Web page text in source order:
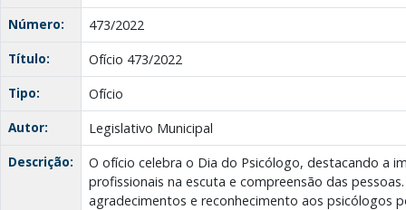
Número:
473/2022
Título:
Ofício 473/2022
Tipo:
Ofício
Autor:
Legislativo Municipal
Descrição:
O ofício celebra o Dia do Psicólogo, destacando a
profissionais na escuta e compreensão das
agradecimentos e reconhecimento aos psicólogos